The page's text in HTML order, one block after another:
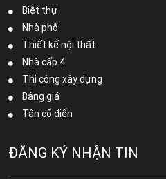
Biệt thự
Nhà phố
Thiết kế nội thất
Nhà cấp 4
Thi công xây dựng
Bảng giá
Tân cổ điển
ĐĂNG KÝ NHẬN TIN